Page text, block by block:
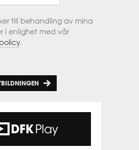
till behandling av mina
i enlighet med vår
.